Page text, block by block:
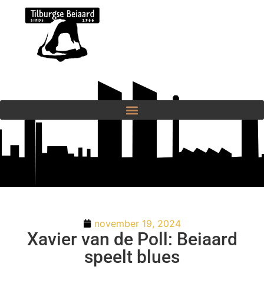
november 19, 2024
Xavier van de Poll: Beiaard
speelt blues